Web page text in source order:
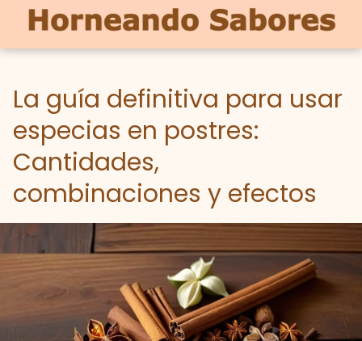
La guía definitiva para usar
especias en postres:
Cantidades,
combinaciones y efectos